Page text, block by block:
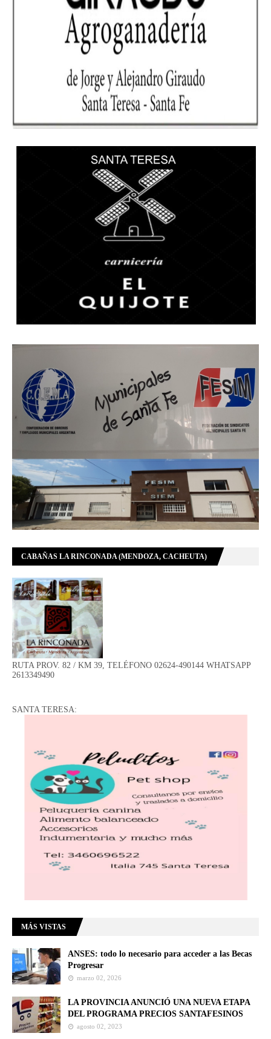
CABAÑAS LA RINCONADA (MENDOZA, CACHEUTA)
RUTA PROV. 82 / KM 39, TELÉFONO 02624-490144 WHATSAPP
2613349490
SANTA TERESA:
MÁS VISTAS
ANSES: todo lo necesario para acceder a las Becas
Progresar
marzo 02, 2026
LA PROVINCIA ANUNCIÓ UNA NUEVA ETAPA
DEL PROGRAMA PRECIOS SANTAFESINOS
agosto 02, 2023